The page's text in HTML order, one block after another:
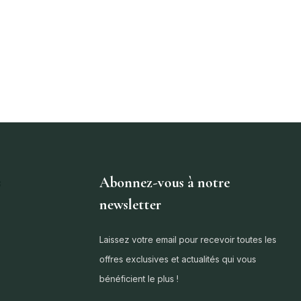
Abonnez-vous à notre
newsletter
Laissez votre email pour recevoir toutes les
offres exclusives et actualités qui vous
bénéficient le plus !